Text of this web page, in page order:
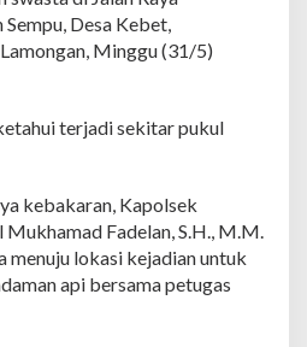
Sempu, Desa Kebet,
Minggu (31/5)
terjadi sekitar pukul
kebakaran, Kapolsek
Fadelan, S.H., M.M.
menuju lokasi kejadian untuk
api bersama petugas